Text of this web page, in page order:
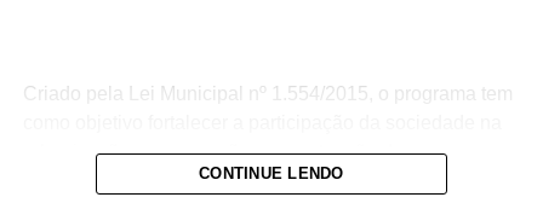
Criado pela Lei Municipal nº 1.554/2015, o programa tem
urbanização, conservação e manutenção de praças,
parques, canteiros centrais, rotatórias e demais
CONTINUE LENDO